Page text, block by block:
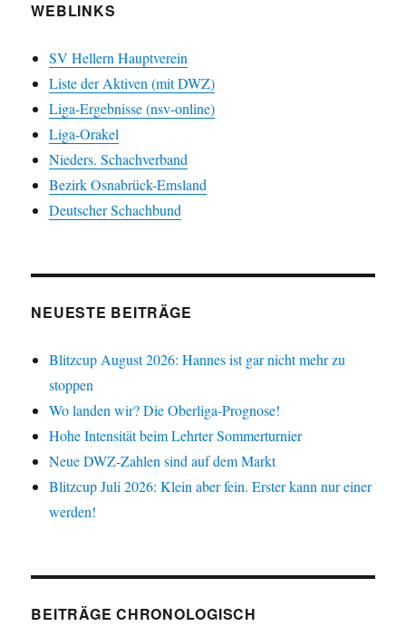
WEBLINKS
SV Hellern Hauptverein
Liste der Aktiven (mit DWZ)
Liga-Ergebnisse (nsv-online)
Liga-Orakel
Nieders. Schachverband
Bezirk Osnabrück-Emsland
Deutscher Schachbund
NEUESTE BEITRÄGE
Blitzcup August 2026: Hannes ist gar nicht mehr zu
stoppen
Wo landen wir? Die Oberliga-Prognose!
Hohe Intensität beim Lehrter Sommerturnier
Neue DWZ-Zahlen sind auf dem Markt
Blitzcup Juli 2026: Klein aber fein. Erster kann nur einer
werden!
BEITRÄGE CHRONOLOGISCH